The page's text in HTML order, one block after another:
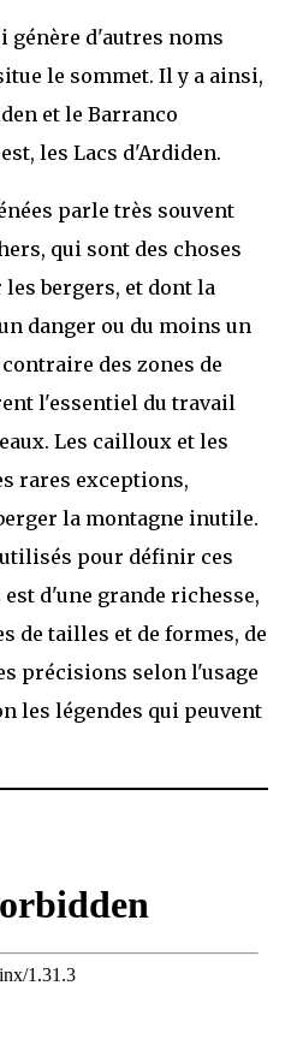
génère d'autres noms
le sommet. Il y a ainsi,
et le Barranco
les Lacs d'Ardiden.
parle très souvent
qui sont des choses
bergers, et dont la
danger ou du moins un
des zones de
l'essentiel du travail
Les cailloux et les
rares exceptions,
la montagne inutile.
pour définir ces
d'une grande richesse,
de tailles et de formes, de
précisions selon l'usage
les légendes qui peuvent